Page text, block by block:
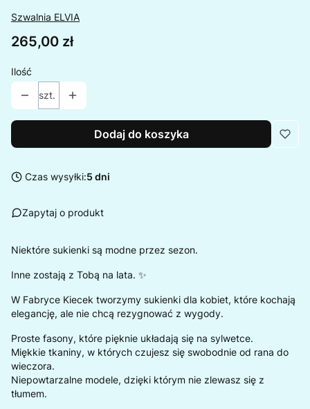
Szwalnia ELVIA
Cena
265,00 zł
Ilość
szt.
Dodaj do koszyka
Czas wysyłki:5 dni
Zapytaj o produkt
Niektóre sukienki są modne przez sezon.
Inne zostają z Tobą na lata. ✨
W Fabryce Kiecek tworzymy sukienki dla kobiet, które kochają
elegancję, ale nie chcą rezygnować z wygody.
Proste fasony, które pięknie układają się na sylwetce.
Miękkie tkaniny, w których czujesz się swobodnie od rana do
wieczora.
Niepowtarzalne modele, dzięki którym nie zlewasz się z
tłumem.